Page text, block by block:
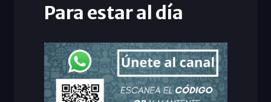
Para estar al día